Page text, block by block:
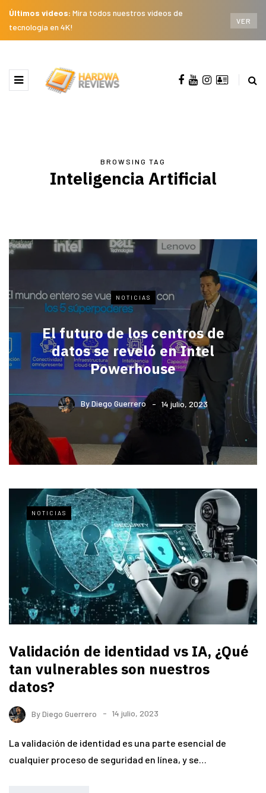
Últimos videos: Mira todos nuestros videos de
tecnología en 4K!
VER
BROWSING TAG
Inteligencia Artificial
NOTICIAS
El futuro de los centros de
datos se reveló en Intel
Powerhouse
ByDiego Guerrero 14 julio, 2023
NOTICIAS
Validación de identidad vs IA, ¿Qué
tan vulnerables son nuestros
datos?
ByDiego Guerrero 14 julio, 2023
La validación de identidad es una parte esencial de
cualquier proceso de seguridad en línea, y se…